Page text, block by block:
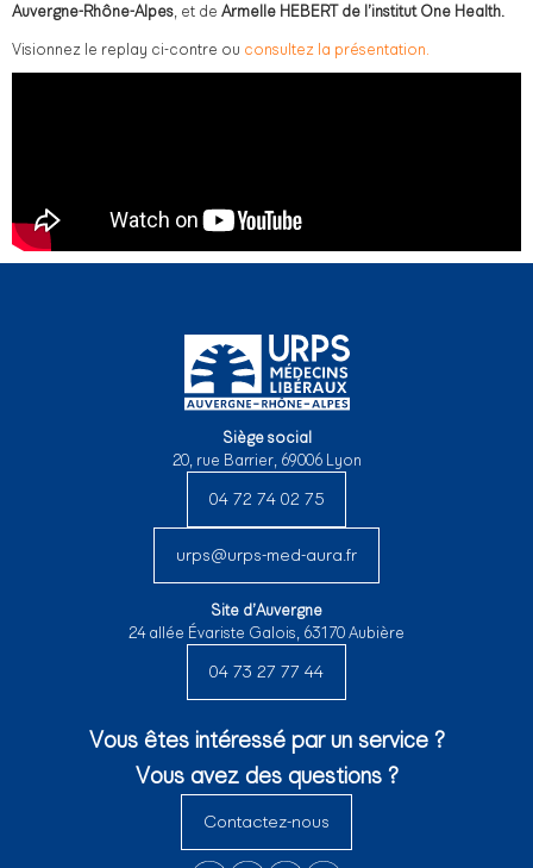
Auvergne-Rhône-Alpes , et de Armelle HEBERT de l’institut One Health.
Visionnez le replay ci-contre ou consultez la présentation.
Siège social
20, rue Barrier, 69006 Lyon
04 72 74 02 75
urps@urps-med-aura.fr
Site d’Auvergne
24 allée Évariste Galois, 63170 Aubière
04 73 27 77 44
Vous êtes intéressé par un service ?
Vous avez des questions ?
Contactez-nous